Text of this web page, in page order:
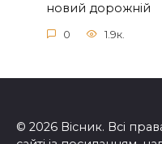
новий дорожній
0 1.9к.
© 2026 Вісник. Всі